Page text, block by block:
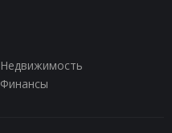
Недвижимость
Финансы